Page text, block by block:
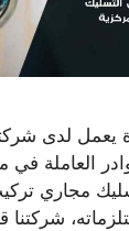
لدى
العاملة
مجاري
شركتنا